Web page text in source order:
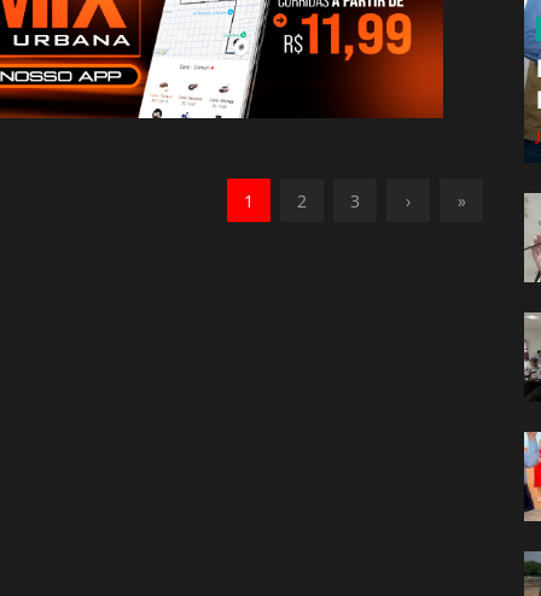
1 2 3 › »